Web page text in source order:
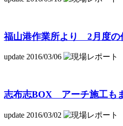
福山港作業所より 2月度の
update 2016/03/06
志布志BOX アーチ施工も
update 2016/03/02